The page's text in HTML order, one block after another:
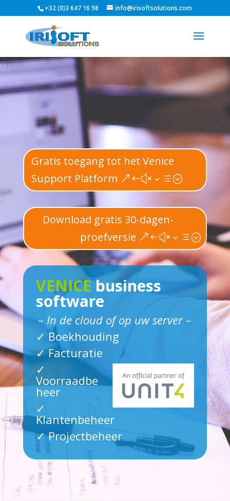
+32 (0)3 647 16 98 info@irisoftsolutions.com
Gratis toegang tot het Venice
Support Platform
Download gratis 30-dagen-
proefversie
VENICEbusiness
software
– In de cloud of op uw server –
✓ Boekhouding
✓ Facturatie
✓
Voorraadbe
heer
✓
Klantenbeheer
✓ Projectbeheer